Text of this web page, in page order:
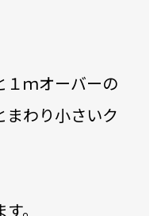
１ｍオーバーの
まわり小さいク
。